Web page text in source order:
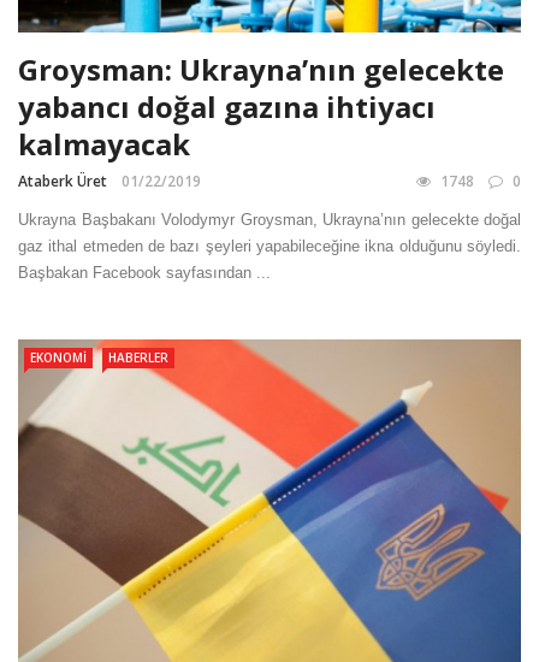
Groysman: Ukrayna’nın gelecekte
yabancı doğal gazına ihtiyacı
kalmayacak
Ataberk Üret 01/22/2019 1748 0
Ukrayna Başbakanı Volodymyr Groysman, Ukrayna’nın gelecekte doğal
gaz ithal etmeden de bazı şeyleri yapabileceğine ikna olduğunu söyledi.
Başbakan Facebook sayfasından ...
EKONOMI HABERLER